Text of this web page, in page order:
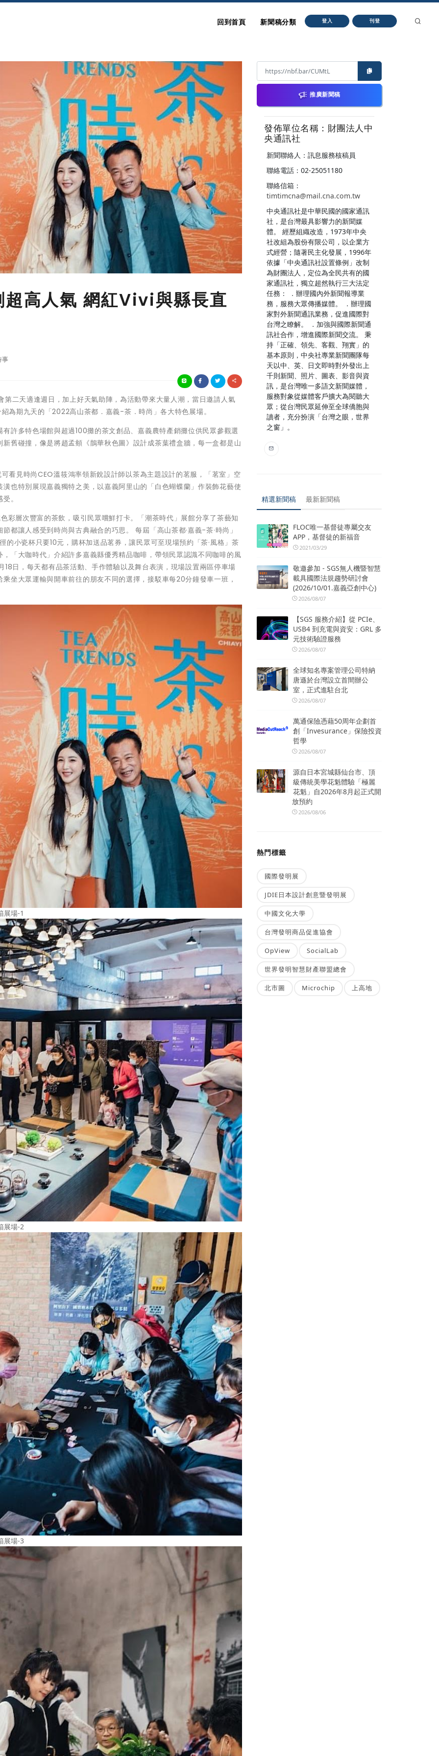
回到首頁 新聞稿分類 登入 刊登
超高人氣 網紅Vivi與縣長直
二天適逢週日，加上好天氣助陣，為活動帶來大量人潮，當日邀請人氣
為期九天的「2022高山茶都．嘉義-茶．時尚」各大特色展場。
許多特色場館與超過100攤的茶文創品、嘉義農特產銷攤位供民眾參觀選
舊碰撞，像是將趙孟頫《鵲華秋色圖》設計成茶葉禮盒牆，每一盒都是山
看見時尚CEO溫筱鴻率領新銳設計師以茶為主題設計的茗服，「茗室」空
也特別展現嘉義獨特之美，以嘉義阿里山的「白色蝴蝶蘭」作裝飾花藝使
。
彩層次豐富的茶飲，吸引民眾嚐鮮打卡。「潮茶時代」展館分享了茶藝知
都讓人感受到時尚與古典融合的巧思。 每屆「高山茶都·嘉義-茶·時尚」
小瓷杯只要10元，購杯加送品茗券，讓民眾可至現場預約「茶·風格」茶
「大咖時代」介紹許多嘉義縣優秀精品咖啡，帶領民眾認識不同咖啡的風
日，每天都有品茶活動、手作體驗以及舞台表演，現場設置兩區停車場
坐大眾運輸與開車前往的朋友不同的選擇，接駁車每20分鐘發車一班，
展場-1
展場-2
展場-3
推廣新聞稿
發佈單位名稱：財團法人中
央通訊社
新聞聯絡人：訊息服務核稿員
聯絡電話：02-25051180
聯絡信箱：
timtimcna@mail.cna.com.tw
中央通訊社是中華民國的國家通訊
社，是台灣最具影響力的新聞媒
體。 經歷組織改造，1973年中央
社改組為股份有限公司，以企業方
式經營；隨著民主化發展，1996年
依據「中央通訊社設置條例」改制
為財團法人，定位為全民共有的國
家通訊社，獨立超然執行三大法定
任務： ．辦理國內外新聞報導業
務，服務大眾傳播媒體。 ．辦理國
家對外新聞通訊業務，促進國際對
台灣之瞭解。 ．加強與國際新聞通
訊社合作，增進國際新聞交流。 秉
持「正確、領先、客觀、翔實」的
基本原則，中央社專業新聞團隊每
天以中、英、日文即時對外發出上
千則新聞、照片、圖表、影音與資
訊，是台灣唯一多語文新聞媒體，
服務對象從媒體客戶擴大為閱聽大
眾；從台灣民眾延伸至全球僑胞與
讀者，充分扮演「台灣之眼，世界
之窗」。
精選新聞稿 最新新聞稿
FLOC唯一基督徒專屬交友
APP，基督徒的新福音
2021/03/29
敬邀參加 - SGS無人機暨智慧
載具國際法規趨勢研討會
(2026/10/01.嘉義亞創中心)
2026/08/07
【SGS 服務介紹】從 PCIe、
USB4 到充電與資安：GRL 多
元技術驗證服務
2026/08/07
全球知名專案管理公司特納
唐遜於台灣設立首間辦公
室，正式進駐台北
2026/08/07
萬通保險憑藉50周年企劃首
創「Invesurance」保險投資
哲學
2026/08/07
源自日本宮城縣仙台市、頂
級傳統美學花魁體驗「極麗
花魁」自2026年8月起正式開
放預約
2026/08/06
熱門標籤
國際發明展
JDIE日本設計創意暨發明展
中國文化大學
台灣發明商品促進協會
OpView SocialLab
世界發明智慧財產聯盟總會
北市圖 Microchip 上高地